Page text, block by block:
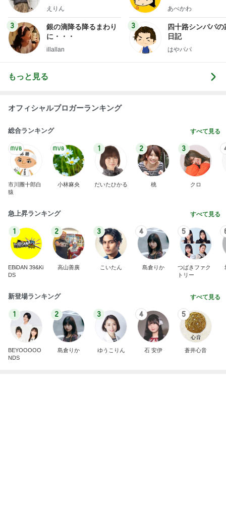
ファッションブログ
えりん
3
銀の滴降る降るまわり
に・・・
illallan
あべかわ
3
四十路シンパパの
日記
はやパパ
もっと見る
オフィシャルブロガーランキング
総合ランキング すべて見る
市川團十郎白
猿
小林麻央
1
だいたひかる
2
桃
3
クロ
急上昇ランキング すべて見る
1
EBiDAN 39&Ki
DS
2
高山善廣
3
こいたん
4
島倉りか
5
つばきファク
トリー
新登場ランキング すべて見る
1
BEYOOOOO
NDS
2
島倉りか
3
ゆうこりん
4
石 安伊
5
蒼井心音